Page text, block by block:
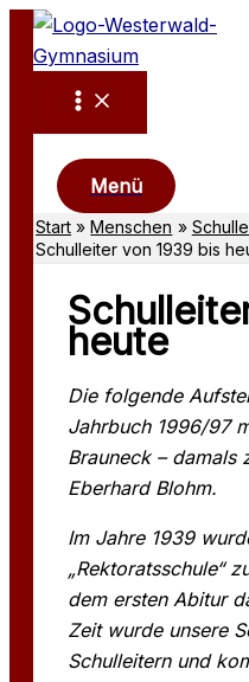
Zum
Inhalt
springen
Menü
Start Menschen
Schulleiter von 1939 bis
heute
Die folgende
Jahrbuch 1996/97
Brauneck – damals
Eberhard Blohm.
Im Jahre 1939
„Rektoratsschule“
dem ersten Abitur
Zeit wurde unsere
Schulleitern und